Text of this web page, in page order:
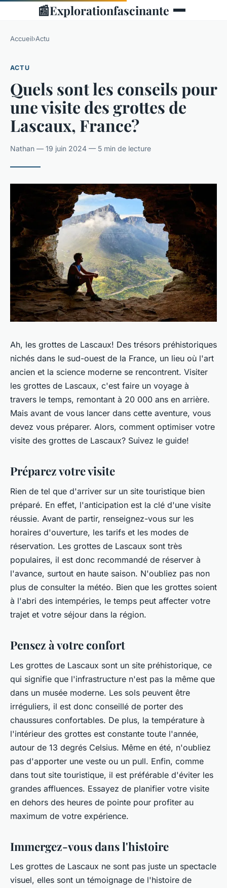
📰Explorationfascinante
Accueil›Actu
ACTU
Quels sont les conseils pour
une visite des grottes de
Lascaux, France?
Nathan — 19 juin 2024 — 5 min de lecture
Ah, les grottes de Lascaux! Des trésors préhistoriques
nichés dans le sud-ouest de la France, un lieu où l'art
ancien et la science moderne se rencontrent. Visiter
les grottes de Lascaux, c'est faire un voyage à
travers le temps, remontant à 20 000 ans en arrière.
Mais avant de vous lancer dans cette aventure, vous
devez vous préparer. Alors, comment optimiser votre
visite des grottes de Lascaux? Suivez le guide!
Préparez votre visite
Rien de tel que d'arriver sur un site touristique bien
préparé. En effet, l'anticipation est la clé d'une visite
réussie. Avant de partir, renseignez-vous sur les
horaires d'ouverture, les tarifs et les modes de
réservation. Les grottes de Lascaux sont très
populaires, il est donc recommandé de réserver à
l'avance, surtout en haute saison. N'oubliez pas non
plus de consulter la météo. Bien que les grottes soient
à l'abri des intempéries, le temps peut affecter votre
trajet et votre séjour dans la région.
Pensez à votre confort
Les grottes de Lascaux sont un site préhistorique, ce
qui signifie que l'infrastructure n'est pas la même que
dans un musée moderne. Les sols peuvent être
irréguliers, il est donc conseillé de porter des
chaussures confortables. De plus, la température à
l'intérieur des grottes est constante toute l'année,
autour de 13 degrés Celsius. Même en été, n'oubliez
pas d'apporter une veste ou un pull. Enfin, comme
dans tout site touristique, il est préférable d'éviter les
grandes affluences. Essayez de planifier votre visite
en dehors des heures de pointe pour profiter au
maximum de votre expérience.
Immergez-vous dans l'histoire
Les grottes de Lascaux ne sont pas juste un spectacle
visuel, elles sont un témoignage de l'histoire de